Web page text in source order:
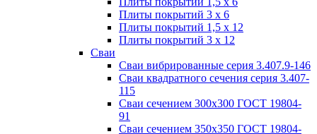
Плиты покрытий 3 x 6
Плиты покрытий 1,5 x 12
Плиты покрытий 3 x 12
Сваи
Сваи вибрированные серия 3.407.9-146
Сваи квадратного сечения серия 3.407-
115
Сваи сечением 300х300 ГОСТ 19804-
91
Сваи сечением 350х350 ГОСТ 19804-